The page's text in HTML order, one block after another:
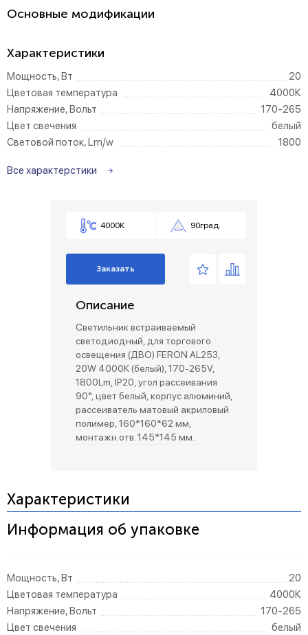
Основные модификации
Характеристики
Мощность, Вт
20
Цветовая температура
4000К
Напряжение, Вольт
170-265
Цвет свечения
белый
Световой поток, Lm/w
1800
Все характерстики
4000К 90град.
Заказать
Описание
Светильник встраиваемый
светодиодный, для торгового
освещения (ДВО) FERON AL253,
20W 4000К (белый), 170-265V,
1800Lm, IP20, угол рассеивания
90°, цвет белый, корпус алюминий,
рассеиватель матовый акриловый
полимер, 160*160*62 мм,
монтажн.отв. 145*145 мм.
Характеристики
Информация об упаковке
Мощность, Вт
20
Цветовая температура
4000К
Напряжение, Вольт
170-265
Цвет свечения
белый